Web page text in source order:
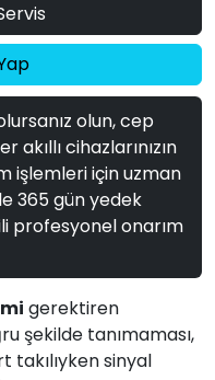
olun, cep
cihazlarınızın
işlemleri için uzman
365 gün yedek
profesyonel onarım
gerektiren
şekilde tanımaması,
takılıyken sinyal